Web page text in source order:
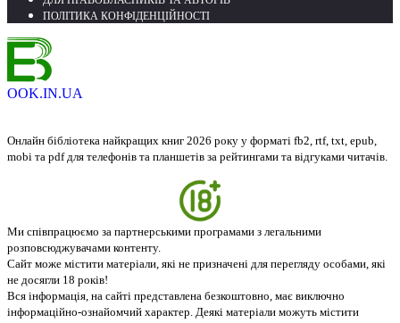
ПОЛІТИКА КОНФІДЕНЦІЙНОСТІ
OOK.IN.UA
Онлайн бібліотека найкращих книг 2026 року у форматі fb2, rtf, txt, epub,
mobi та pdf для телефонів та планшетів за рейтингами та відгуками читачів.
Ми співпрацюємо за партнерськими програмами з легальними
розповсюджувачами контенту.
Сайт може містити матеріали, які не призначені для перегляду особами, які
не досягли 18 років!
Вся інформація, на сайті представлена безкоштовно, має виключно
інформаційно-ознайомчий характер. Деякі матеріали можуть містити